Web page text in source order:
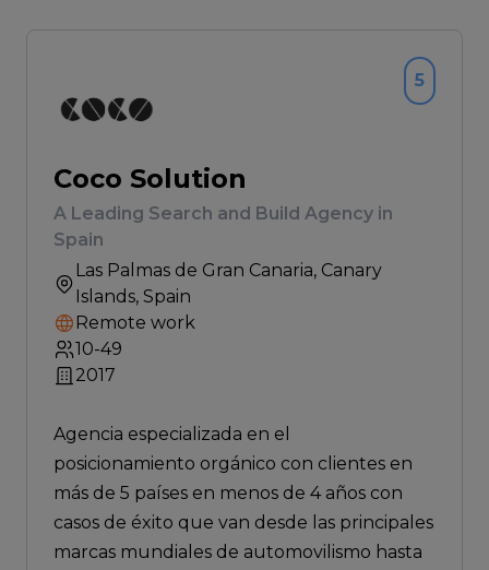
Coco Solution
A Leading Search and Build Agency in
Spain
Las Palmas de Gran Canaria, Canary
Islands, Spain
Remote work
10-49
2017
5
Agencia especializada en el
posicionamiento orgánico con clientes en
más de 5 países en menos de 4 años con
casos de éxito que van desde las principales
marcas mundiales de automovilismo hasta